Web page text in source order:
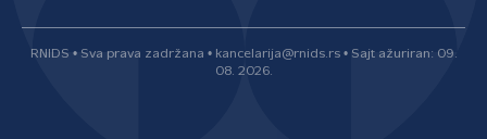
RNIDS • Sva prava zadržana • kancelarija@rnids.rs • Sajt ažuriran: 09.
08. 2026.